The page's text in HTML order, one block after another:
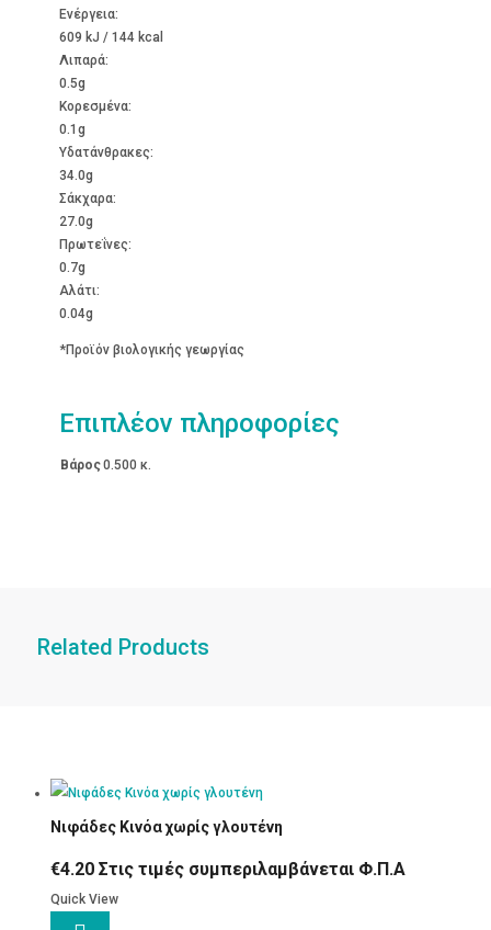
Ενέργεια:
609 kJ / 144 kcal
Λιπαρά:
0.5g
Kορεσμένα:
0.1g
Υδατάνθρακες:
34.0g
Σάκχαρα:
27.0g
Πρωτεΐνες:
0.7g
Αλάτι:
0.04g
*Προϊόν βιολογικής γεωργίας
Επιπλέον πληροφορίες
Βάρος0.500 κ.
Related Products
Νιφάδες Κινόα χωρίς γλουτένη
€4.20 Στις τιμές συμπεριλαμβάνεται Φ.Π.Α
Quick View